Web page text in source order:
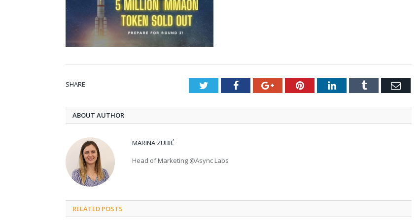
SHARE. TwitterFacebookGoogle+PinterestLinkedInTumblr Email
ABOUT AUTHOR
MARINA ZUBIĆ
Head of Marketing @Async Labs
RELATED POSTS